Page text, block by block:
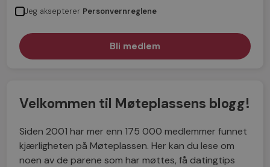
Jeg aksepterer Personvernreglene
Velkommen til Møteplassens blogg!
Siden 2001 har mer enn 175 000 medlemmer funnet
kjærligheten på Møteplassen. Her kan du lese om
noen av de parene som har møttes, få datingtips